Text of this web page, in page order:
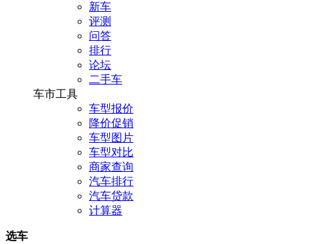
新车
评测
问答
排行
论坛
二手车
车市工具
车型报价
降价促销
车型图片
车型对比
商家查询
汽车排行
汽车贷款
计算器
选车